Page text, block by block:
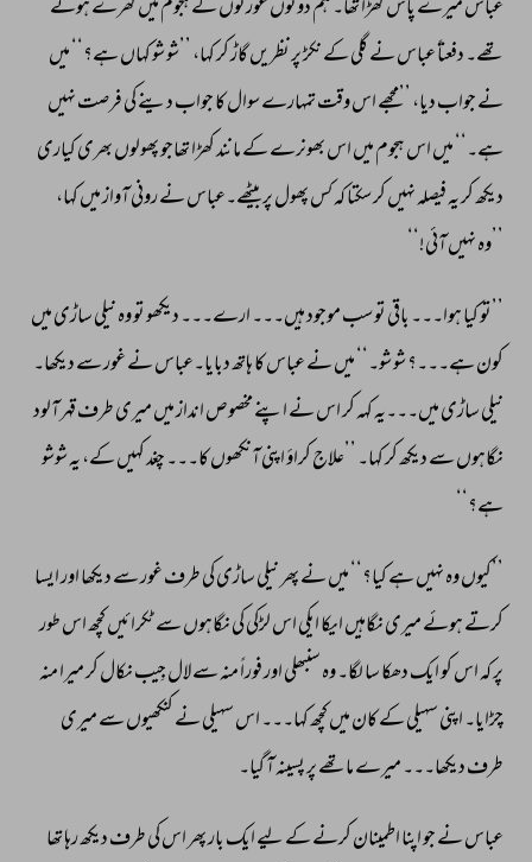
عباس میرے پاس کھڑا تھا۔ ہم دونوں عورتوں کے ہجوم میں گھرے ہوئے
تھے۔ دفعتاً عباس نے گلی کے نکڑ پر نظریں گاڑ کر کہا، ’’شو شو کہاں ہے؟‘‘ میں
نے جواب دیا، ’’مجھے اس وقت تمہارے سوال کا جواب دینے کی فرصت نہیں
ہے۔‘‘ میں اس ہجوم میں اس بھونرے کے مانند کھڑا تھاجو پھولوں بھری کیاری
دیکھ کر یہ فیصلہ نہیں کر سکتا کہ کس پھول پر بیٹھے۔عباس نے رونی آواز میں کہا،
’’وہ نہیں آئی!‘‘
’’تو کیا ہوا۔۔۔ باقی تو سب موجود ہیں۔۔۔ ارے۔۔۔ دیکھو تو وہ نیلی ساڑی میں
کون ہے۔۔۔؟ شو شو۔‘‘ میں نے عباس کا ہاتھ دبایا۔عباس نے غور سے دیکھا۔
نیلی ساڑی میں۔۔۔یہ کہہ کر اس نے اپنے مخصوص انداز میں میری طرف قہر آلود
نگاہوں سے دیکھ کر کہا۔ ’’علاج کراؤ اپنی آنکھوں کا۔۔۔ چغد کہیں کے، یہ شوشو
ہے؟‘‘
’’کیوں وہ نہیں ہے کیا؟‘‘ میں نے پھر نیلی ساڑی کی طرف غور سے دیکھا اور ایسا
کرتے ہوئے میری نگاہیں ایکا ایکی اس لڑکی کی نگاہوں سے ٹکرائیں کچھ اس طور
پر کہ اس کو ایک دھکا سا لگا۔ وہ سنبھلی اور فوراً منہ سے لال جِیب نکال کر میرا منہ
چڑایا۔ اپنی سہیلی کے کان میں کچھ کہا۔۔۔ اس سہیلی نے کنکھیوں سے میری
طرف دیکھا۔۔۔ میرے ماتھے پر پسینہ آ گیا۔
عباس نے جو اپنا اطمینان کرنے کے لیے ایک بار پھر اس کی طرف دیکھ رہا تھا